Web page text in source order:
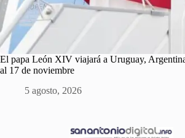
El papa León XIV viajará a Uruguay,
al 17 de noviembre
5 agosto, 2026